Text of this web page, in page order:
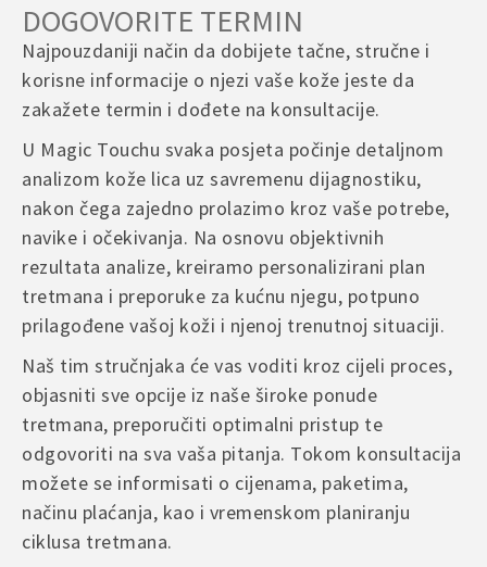
DOGOVORITE TERMIN
Najpouzdaniji način da dobijete tačne, stručne i
korisne informacije o njezi vaše kože jeste da
zakažete termin i dođete na konsultacije.
U Magic Touchu svaka posjeta počinje detaljnom
analizom kože lica uz savremenu dijagnostiku,
nakon čega zajedno prolazimo kroz vaše potrebe,
navike i očekivanja. Na osnovu objektivnih
rezultata analize, kreiramo personalizirani plan
tretmana i preporuke za kućnu njegu, potpuno
prilagođene vašoj koži i njenoj trenutnoj situaciji.
Naš tim stručnjaka će vas voditi kroz cijeli proces,
objasniti sve opcije iz naše široke ponude
tretmana, preporučiti optimalni pristup te
odgovoriti na sva vaša pitanja. Tokom konsultacija
možete se informisati o cijenama, paketima,
načinu plaćanja, kao i vremenskom planiranju
ciklusa tretmana.